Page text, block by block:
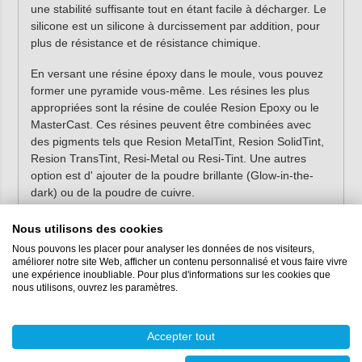
une stabilité suffisante tout en étant facile à décharger. Le
silicone est un silicone à durcissement par addition, pour
plus de résistance et de résistance chimique.
En versant une résine époxy dans le moule, vous pouvez
former une pyramide vous-même. Les résines les plus
appropriées sont la résine de coulée Resion Epoxy ou le
MasterCast. Ces résines peuvent être combinées avec
des pigments tels que Resion MetalTint, Resion SolidTint,
Resion TransTint, Resi-Metal ou Resi-Tint. Une autres
option est d' ajouter de la poudre brillante (Glow-in-the-
dark) ou de la poudre de cuivre.
Caractéristiques:
Forme : divers symboles sacrés
Matériau : silicone d'addition
Dureté : Shore 33
Dimensions :
Nous utilisons des cookies
Nous pouvons les placer pour analyser les données de nos visiteurs,
améliorer notre site Web, afficher un contenu personnalisé et vous faire vivre
une expérience inoubliable. Pour plus d'informations sur les cookies que
nous utilisons, ouvrez les paramètres.
Accepter tout